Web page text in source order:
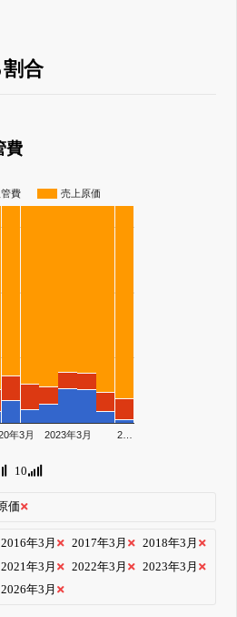
合
費
費 売上原価
年3月 2023年3月 2…
10
価
2016年3月 2017年3月
2018年3月
2021年3月 2022年3月
2023年3月
2026年3月